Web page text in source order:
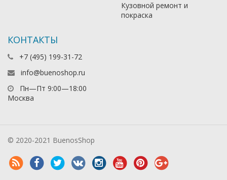
Кузовной ремонт и
покраска
КОНТАКТЫ
+7 (495) 199-31-72
info@buenoshop.ru
Пн—Пт 9:00—18:00
Москва
© 2020-2021 BuenosShop